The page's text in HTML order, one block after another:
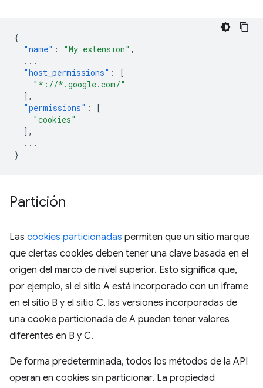
{
"name" : "My extension" ,
...
"host_permissions" :
[
"*://*.google.com/"
],
"permissions" :
[
"cookies"
],
...
}
Partición
Las cookies particionadas permiten que un sitio marque
que ciertas cookies deben tener una clave basada en el
origen del marco de nivel superior. Esto significa que,
por ejemplo, si el sitio A está incorporado con un iframe
en el sitio B y el sitio C, las versiones incorporadas de
una cookie particionada de A pueden tener valores
diferentes en B y C.
De forma predeterminada, todos los métodos de la API
operan en cookies sin particionar. La propiedad